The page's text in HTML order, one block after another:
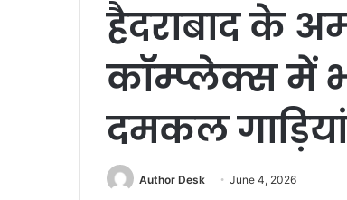
हैदराबाद के
कॉम्प्लेक्स में
दमकल
Author Desk June 4, 2026